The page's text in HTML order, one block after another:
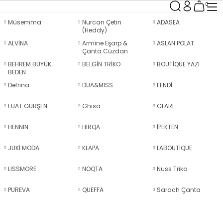
0
Müsemma
Nurcan Çetin
(Heddy)
ADASEA
ALVİNA
Armine Eşarp &
Çanta Cüzdan
ASLAN POLAT
BEHREM BÜYÜK
BEDEN
BELGİN TRİKO BOUTİQUE YAZI
Defrina DUA&MISS FENDİ
FUAT GÜRŞEN Ghisa GLARE
HENNIN HIRQA İPEKTEN
JUKİ MODA KLAPA LABOUTİQUE
LISSMORE NOQTA Nuss Triko
PUREVA QUEFFA Sarach Çanta